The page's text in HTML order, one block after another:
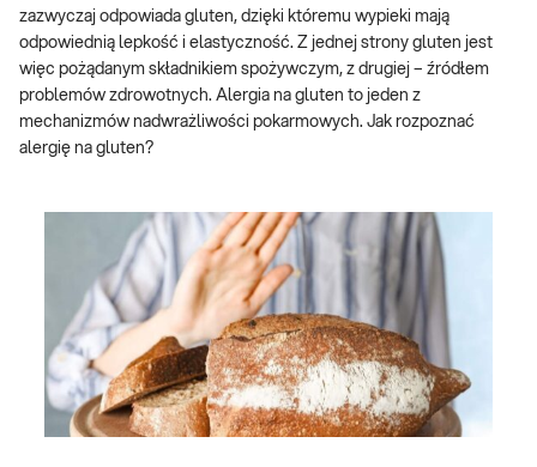
zazwyczaj odpowiada gluten, dzięki któremu wypieki mają
odpowiednią lepkość i elastyczność. Z jednej strony gluten jest
więc pożądanym składnikiem spożywczym, z drugiej – źródłem
problemów zdrowotnych. Alergia na gluten to jeden z
mechanizmów nadwrażliwości pokarmowych. Jak rozpoznać
alergię na gluten?